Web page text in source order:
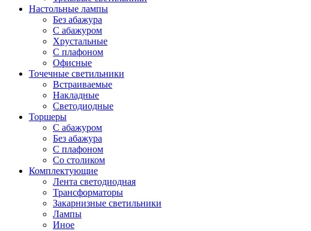
Настольные лампы
Без абажура
С абажуром
Хрустальные
С плафоном
Офисные
Точечные светильники
Встраиваемые
Накладные
Светодиодные
Торшеры
С абажуром
Без абажура
С плафоном
Со столиком
Комплектующие
Лента светодиодная
Трансформаторы
Закарнизные светильники
Лампы
Иное